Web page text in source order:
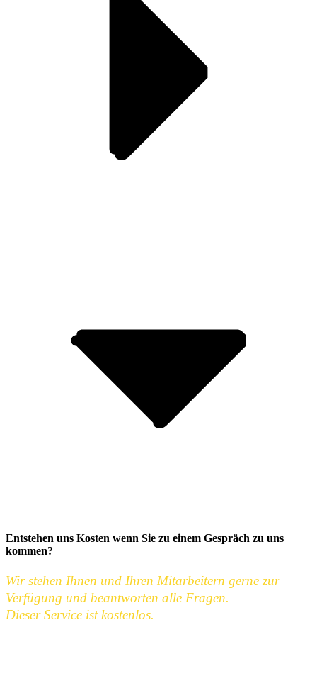
Entstehen uns Kosten wenn Sie zu einem Gespräch zu uns
kommen?
Wir stehen Ihnen und Ihren Mitarbeitern gerne zur
Verfügung und beantworten alle Fragen.
Dieser Service ist kostenlos.